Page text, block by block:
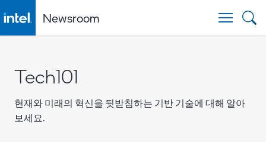
Newsroom
Tech101
현재와 미래의 혁신을 뒷받침하는 기반 기술에 대해 알아
보세요.